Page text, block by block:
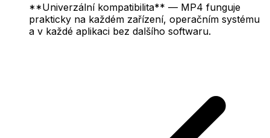
**Univerzální kompatibilita** — MP4 funguje
prakticky na každém zařízení, operačním systému
a v každé aplikaci bez dalšího softwaru.